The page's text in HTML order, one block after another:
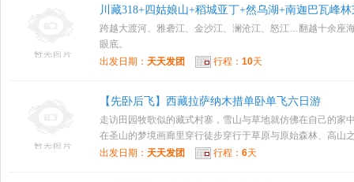
川藏318+四姑娘山+稻城亚丁+然乌湖+南迦巴瓦峰
跨越大渡河、雅砻江、金沙江、澜沧江、怒江…翻越十余座
眼底。
出发日期： 天天发团 行程： 10天
【先卧后飞】西藏拉萨纳木措单卧单飞六日游
走访田园牧歌似的藏式村寨，雪山与草地就仿佛在自己的家
在圣山的梦境画廊里穿行徒步穿行于草原与原始森林、高山
出发日期： 天天发团 行程： 6天